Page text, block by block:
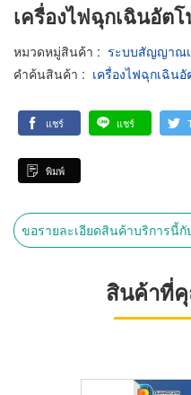
เครื่องไฟฉุกเฉินอัต
หมวดหมู่สินค้า : ระบบสัญญาณ
คำค้นสินค้า : เครื่องไฟฉุกเฉิน
แชร์ แชร์
พิมพ์
ขอรายละเอียดสินค้าบริการนี้กั
สินค้าที่